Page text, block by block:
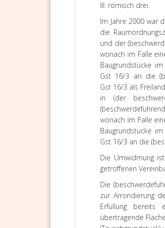
III. römisch drei.
Im Jahre 2000 war
die
und der
wonach im Falle
Baugrundstücke
Gst 16/3 an die
Gst 16/3 als
in (der
wonach im Falle
Baugrundstücke
Gst 16/3 an die
Die Umwidmung
getroffenen
Die
zur Arrondierung
Erfüllung bereits
übertragende